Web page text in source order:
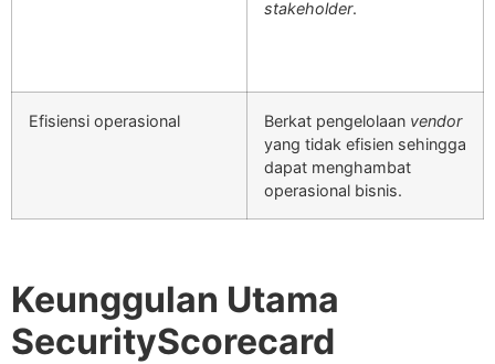
stakeholder.
Efisiensi operasional Berkat pengelolaan vendor
yang tidak efisien sehingga
dapat menghambat
operasional bisnis.
Keunggulan Utama
SecurityScorecard